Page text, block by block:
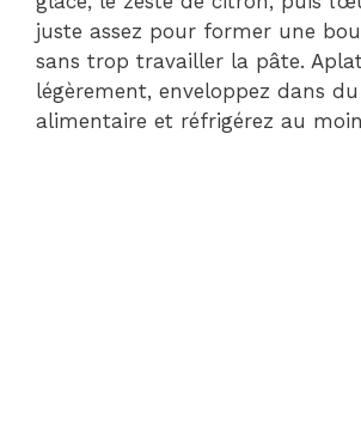
juste assez pour former une
sans trop travailler la pâte.
légèrement, enveloppez dans
alimentaire et réfrigérez au